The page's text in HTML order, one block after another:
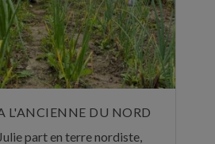
L'ANCIENNE DU NORD
part en terre nordiste,